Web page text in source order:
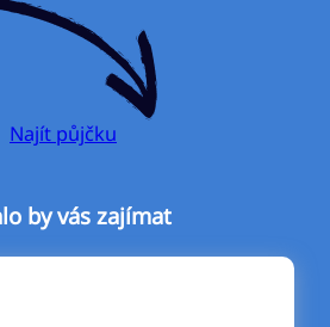
Najít půjčku
by vás zajímat